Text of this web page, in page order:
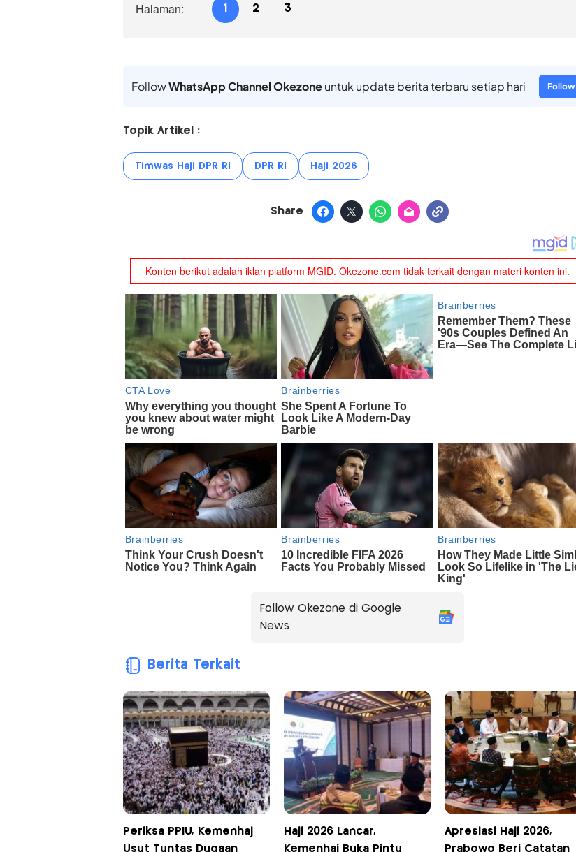
Halaman: 1 2 3
FollowWhatsApp Channel Okezoneuntuk update berita terbaru setiap hari Follow
Topik Artikel :
Timwas Haji DPR RI DPR RI Haji 2026
Share
Follow Okezone di Google
News
Berita Terkait
Periksa PPIU, Kemenhaj
Usut Tuntas Dugaan
Haji 2026 Lancar,
Kemenhaj Buka Pintu
Apresiasi Haji 2026,
Prabowo Beri Catatan